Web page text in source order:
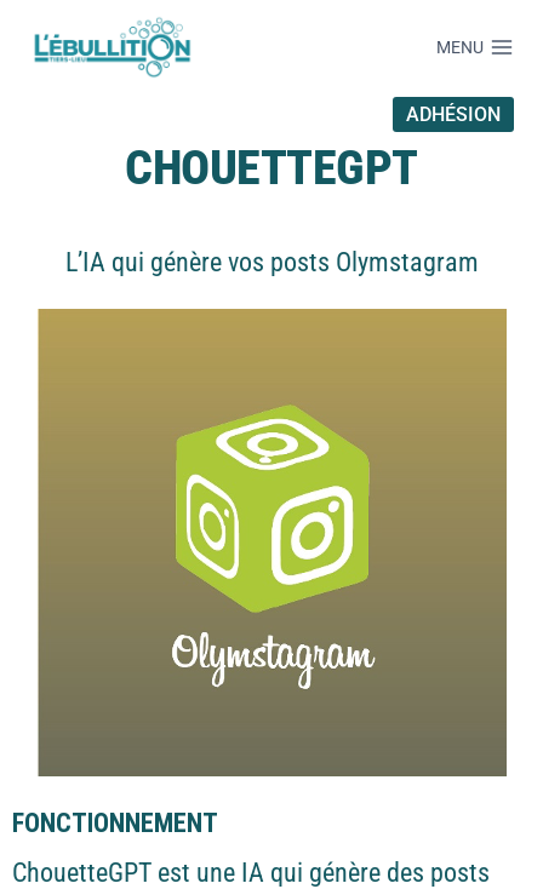
MENU
ADHÉSION
CHOUETTEGPT
L’IA qui génère vos posts Olymstagram
FONCTIONNEMENT
ChouetteGPT est une IA qui génère des posts